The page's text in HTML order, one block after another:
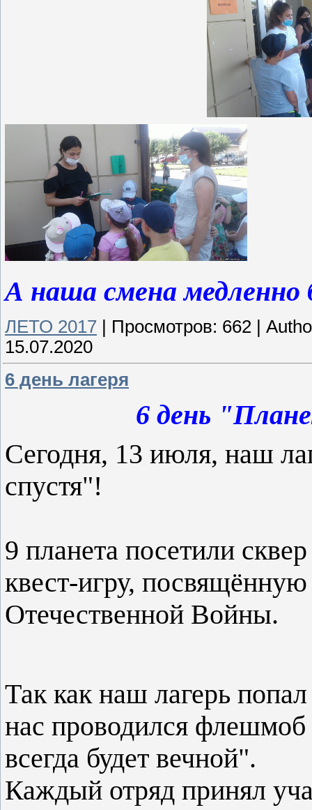
А наша смена медленно
ЛЕТО 2017 | Просмотров: 662 |
15.07.2020
6 день лагеря
6 день
Сегодня, 13 июля, наш
спустя"!
9 планета посетили
квест-игру,
Отечественной Войны.
Так как наш лагерь
нас проводился
всегда будет вечной".
Каждый отряд принял